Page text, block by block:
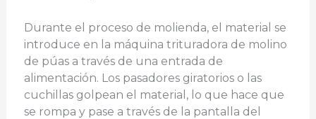
Durante el proceso de molienda, el material se
introduce en la máquina trituradora de molino
de púas a través de una entrada de
alimentación. Los pasadores giratorios o las
cuchillas golpean el material, lo que hace que
se rompa y pase a través de la pantalla del